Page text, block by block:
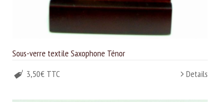
Sous-verre textile Saxophone Ténor
3,50€ TTC
Details